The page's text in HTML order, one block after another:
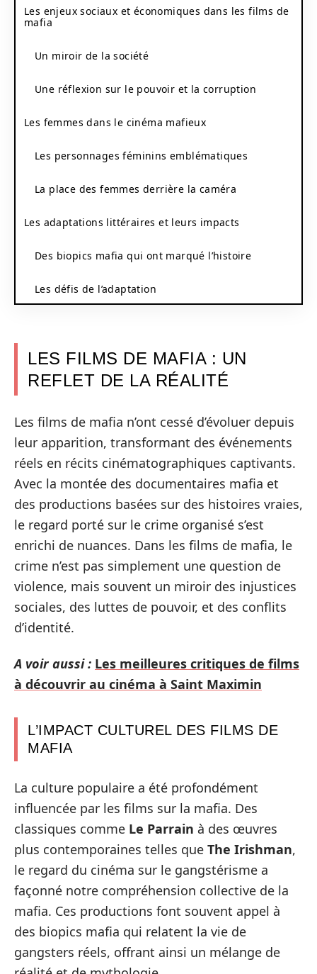
Les enjeux sociaux et économiques dans les films de
mafia
Un miroir de la société
Une réflexion sur le pouvoir et la corruption
Les femmes dans le cinéma mafieux
Les personnages féminins emblématiques
La place des femmes derrière la caméra
Les adaptations littéraires et leurs impacts
Des biopics mafia qui ont marqué l’histoire
Les défis de l’adaptation
LES FILMS DE MAFIA : UN
REFLET DE LA RÉALITÉ
Les films de mafia n’ont cessé d’évoluer depuis
leur apparition, transformant des événements
réels en récits cinématographiques captivants.
Avec la montée des documentaires mafia et
des productions basées sur des histoires vraies,
le regard porté sur le crime organisé s’est
enrichi de nuances. Dans les films de mafia, le
crime n’est pas simplement une question de
violence, mais souvent un miroir des injustices
sociales, des luttes de pouvoir, et des conflits
d’identité.
A voir aussi : Les meilleures critiques de films
à découvrir au cinéma à Saint Maximin
L’IMPACT CULTUREL DES FILMS DE
MAFIA
La culture populaire a été profondément
influencée par les films sur la mafia. Des
classiques comme Le Parrain à des œuvres
plus contemporaines telles que The Irishman,
le regard du cinéma sur le gangstérisme a
façonné notre compréhension collective de la
mafia. Ces productions font souvent appel à
des biopics mafia qui relatent la vie de
gangsters réels, offrant ainsi un mélange de